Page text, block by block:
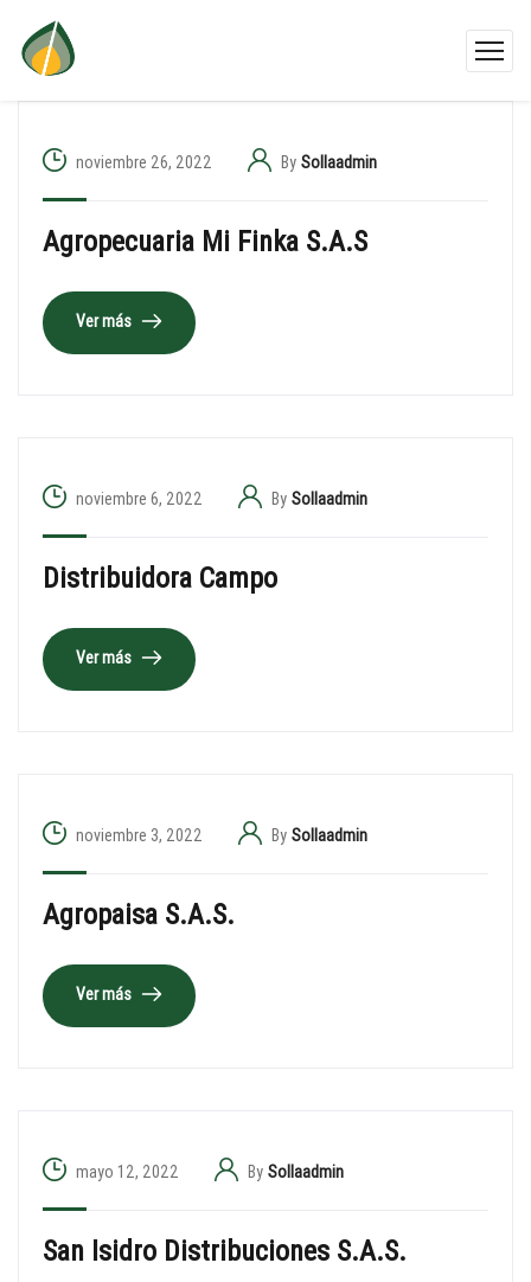
noviembre 26, 2022 By Sollaadmin
Agropecuaria Mi Finka S.A.S
Ver más
noviembre 6, 2022 By Sollaadmin
Distribuidora Campo
Ver más
noviembre 3, 2022 By Sollaadmin
Agropaisa S.A.S.
Ver más
mayo 12, 2022 By Sollaadmin
San Isidro Distribuciones S.A.S.